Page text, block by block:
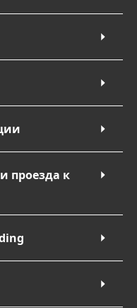
проезда к